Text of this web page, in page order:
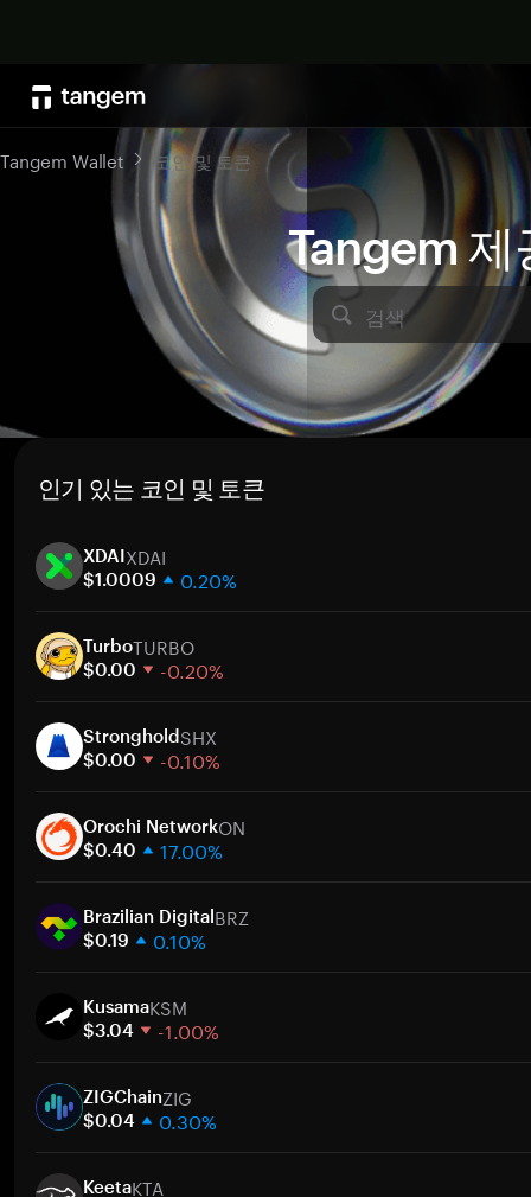
Tangem 제
검색
Tangem Wallet 코인 및 토큰
인기 있는 코인 및 토큰
XDAIXDAI
$1.0009 0.20%
30일
시가총액
TurboTURBO
$0.00 -0.20%
30일
시가총액
StrongholdSHX
$0.00 -0.10%
30일
시가총액
Orochi NetworkON
$0.40 17.00%
30일
시가총액
Brazilian DigitalBRZ
$0.19 0.10%
30일
시가총액
KusamaKSM
$3.04 -1.00%
30일
시가총액
ZIGChainZIG
$0.04 0.30%
30일 KeetaKTA